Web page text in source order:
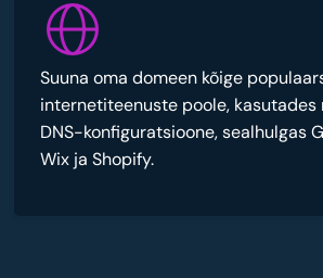
Suuna oma domeen kõige
internetiteenuste poole, kasutades
DNS-konfiguratsioone, sealhulgas
Wix ja Shopify.